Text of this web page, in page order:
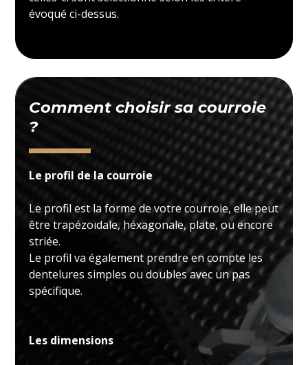
évoqué ci-dessus.
Comment choisir sa courroie
?
Le profil de la courroie
Le profil est la forme de votre courroie, elle peut
être trapézoïdale, héxagonale, plate, ou encore
striée.
Le profil va également prendre en compte les
dentelures simples ou doubles avec un pas
spécifique.
Les dimensions